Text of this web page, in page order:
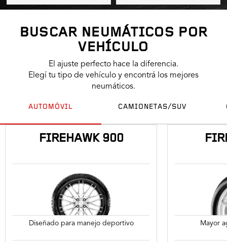
BUSCAR NEUMÁTICOS POR
VEHÍCULO
El ajuste perfecto hace la diferencia.
Elegí tu tipo de vehículo y encontrá los mejores
neumáticos.
AUTOMÓVIL CAMIONETAS/SUV
FIREHAWK 900
Diseñado para manejo deportivo Mayor